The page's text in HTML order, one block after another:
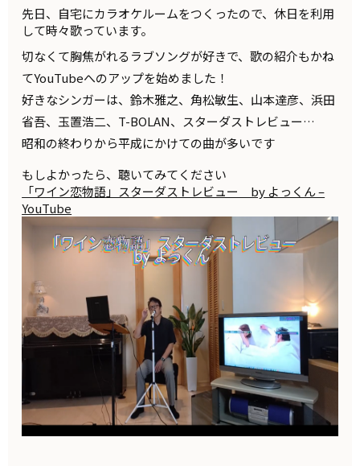
先日、自宅にカラオケルームをつくったので、休日を利用
して時々歌っています。
切なくて胸焦がれるラブソングが好きで、歌の紹介もかね
てYouTubeへのアップを始めました！
好きなシンガーは、鈴木雅之、角松敏生、山本達彦、浜田
省吾、玉置浩二、T-BOLAN、スターダストレビュー…
昭和の終わりから平成にかけての曲が多いです
もしよかったら、聴いてみてください
「ワイン恋物語」スターダストレビュー by よっくん –
YouTube